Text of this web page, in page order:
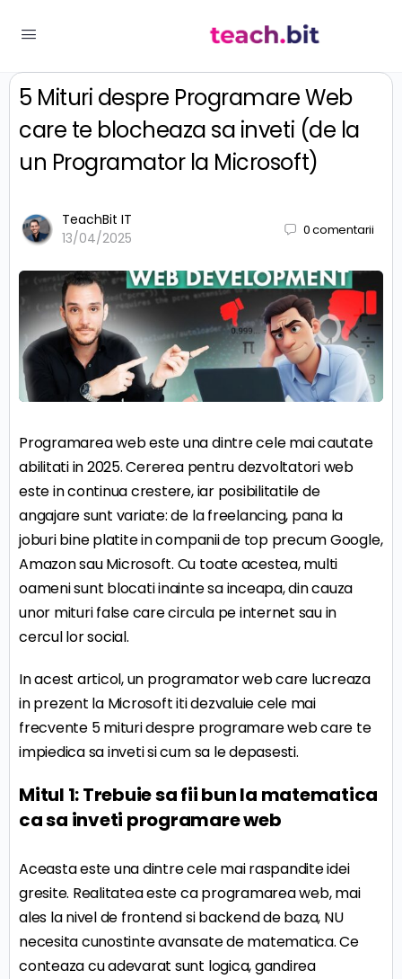
5 Mituri despre Programare Web
care te blocheaza sa inveti (de la
un Programator la Microsoft)
TeachBit IT
13/04/2025
0comentarii
Programarea web este una dintre cele mai cautate
abilitati in 2025. Cererea pentru dezvoltatori web
este in continua crestere, iar posibilitatile de
angajare sunt variate: de la freelancing, pana la
joburi bine platite in companii de top precum Google,
Amazon sau Microsoft. Cu toate acestea, multi
oameni sunt blocati inainte sa inceapa, din cauza
unor mituri false care circula pe internet sau in
cercul lor social.
In acest articol, un programator web care lucreaza
in prezent la Microsoft iti dezvaluie cele mai
frecvente 5 mituri despre programare web care te
impiedica sa inveti si cum sa le depasesti.
Mitul 1: Trebuie sa fii bun la matematica
ca sa inveti programare web
Aceasta este una dintre cele mai raspandite idei
gresite. Realitatea este ca programarea web, mai
ales la nivel de frontend si backend de baza, NU
necesita cunostinte avansate de matematica. Ce
conteaza cu adevarat sunt logica, gandirea